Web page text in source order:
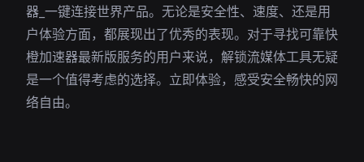
器_一键连接世界产品。无论是安全性、速度、还是用
户体验方面，都展现出了优秀的表现。对于寻找可靠快
橙加速器最新版服务的用户来说，解锁流媒体工具无疑
是一个值得考虑的选择。立即体验，感受安全畅快的网
络自由。